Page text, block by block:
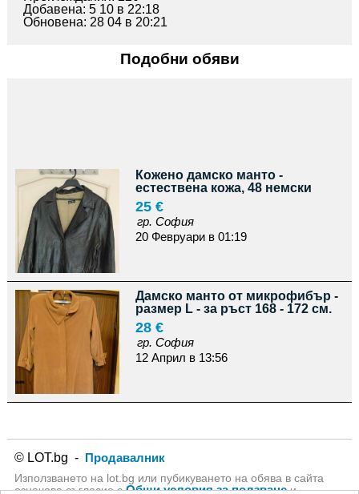
Добавена: 5 10 в 22:18
Обновена: 28 04 в 20:21
Подобни обяви
Кожено дамско манто -
естествена кожа, 48 немски
25 €
гр. София
20 Февруари в 01:19
Дамско манто от микрофибър -
размер L - за ръст 168 - 172 см.
28 €
гр. София
12 Април в 13:56
© LOT.bg - Продавалник
Използването на lot.bg или пубикуването на обява в сайта
означава съгласие сОбщи условия за ползванеи